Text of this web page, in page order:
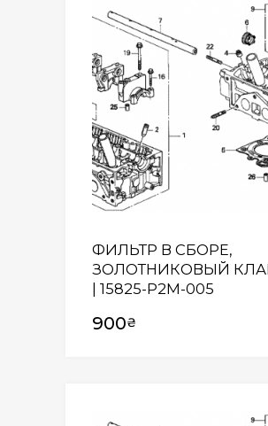
ФИЛЬТР В СБОРЕ,
ЗОЛОТНИКОВЫЙ
| 15825-P2M-005
900₴